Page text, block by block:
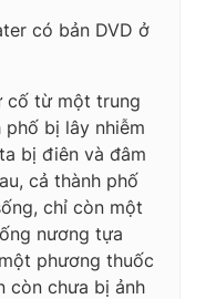
có bản DVD ở
cố từ một trung
bị lây nhiễm
bị điên và đâm
cả thành phố
chỉ còn một
nương tựa
phương thuốc
còn chưa bị ảnh